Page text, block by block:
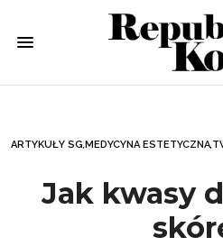
ARTYKUŁY SG,MEDYCYNA ESTETYCZNA,
Jak kwasy